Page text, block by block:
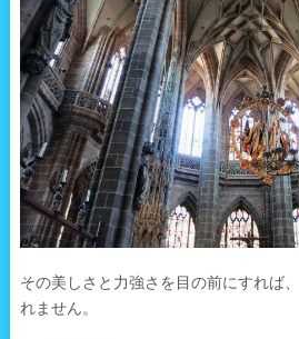
その美しさと力強さを目の前にすれば
れません。